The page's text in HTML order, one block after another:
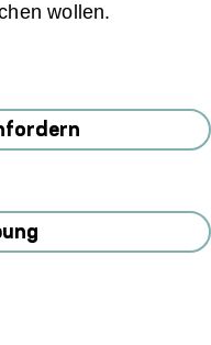
wollen.